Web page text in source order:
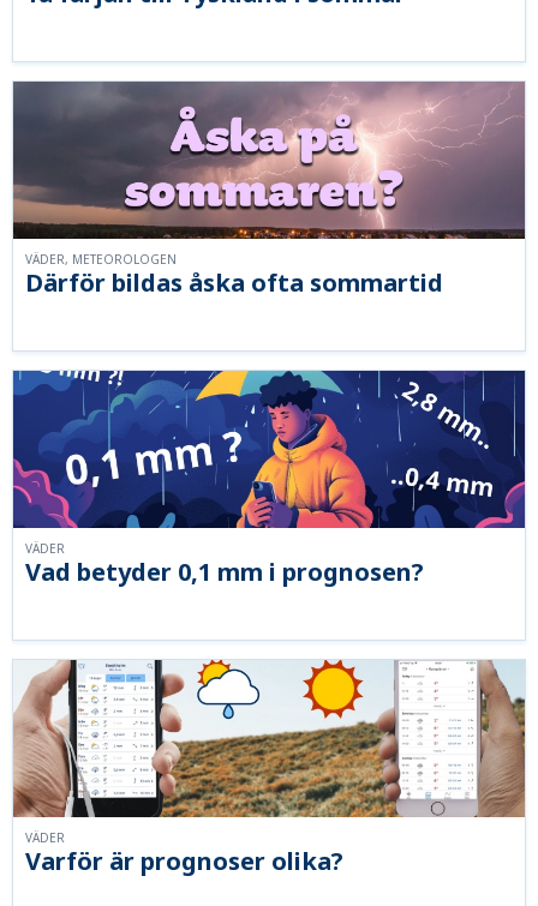
Därför bildas åska ofta sommartid
VÄDER, METEOROLOGEN
Vad betyder 0,1 mm i prognosen?
VÄDER
Varför är prognoser olika?
VÄDER